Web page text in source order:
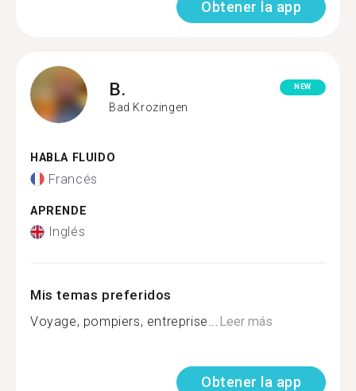
Obtener la app
B.
Bad Krozingen
NEW
HABLA FLUIDO
Francés
APRENDE
Inglés
Mis temas preferidos
Voyage, pompiers, entreprise...Leer más
Obtener la app